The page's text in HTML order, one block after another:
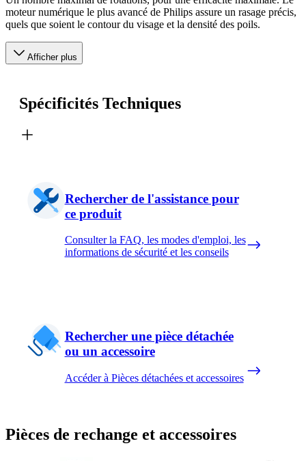
moteur numérique le plus avancé de Philips assure un rasage précis,
quels que soient le contour du visage et la densité des poils.
Afficher plus
Spécificités Techniques
Rechercher de l'assistance pour
ce produit
Consulter la FAQ, les modes d'emploi, les
informations de sécurité et les conseils
Rechercher une pièce détachée
ou un accessoire
Accéder à Pièces détachées et accessoires
Pièces de rechange et accessoires